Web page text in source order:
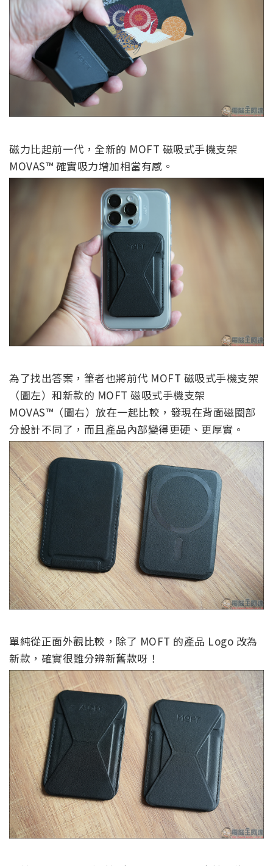
磁力比起前一代，全新的 MOFT 磁吸式手機支架
MOVAS™ 確實吸力增加相當有感。
為了找出答案，筆者也將前代 MOFT 磁吸式手機支架
（圖左）和新款的 MOFT 磁吸式手機支架
MOVAS™（圖右）放在一起比較，發現在背面磁圈部
分設計不同了，而且產品內部變得更硬、更厚實。
單純從正面外觀比較，除了 MOFT 的產品 Logo 改為
新款，確實很難分辨新舊款呀！